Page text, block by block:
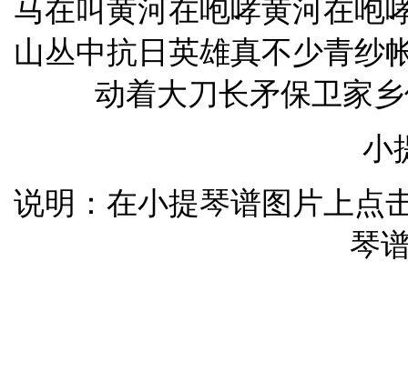
马在叫黄河在咆哮黄河在咆
山丛中抗日英雄真不少青纱
动着大刀长矛保卫家
小
说明：在小提琴谱图片上点
琴